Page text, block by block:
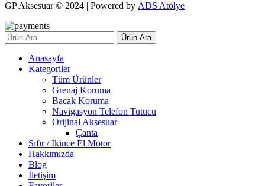
GP Aksesuar © 2024 | Powered by ADS Atölye
Ürün Ara
Anasayfa
Kategoriler
Tüm Ürünler
Grenaj Koruma
Bacak Koruma
Navigasyon Telefon Tutucu
Orijinal Aksesuar
Çanta
Sıfır / İkince El Motor
Hakkımızda
Blog
İletişim